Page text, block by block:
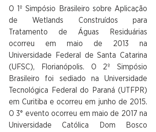
O 1º Simpósio Brasileiro sobre Aplicação
de Wetlands Construídos para
Tratamento de Águas Residuárias
ocorreu em maio de 2013 na
Universidade Federal de Santa Catarina
(UFSC), Florianópolis. O 2º Simpósio
Brasileiro foi sediado na Universidade
Tecnológica Federal do Paraná (UTFPR)
em Curitiba e ocorreu em junho de 2015.
O 3° evento ocorreu em maio de 2017 na
Universidade Católica Dom Bosco